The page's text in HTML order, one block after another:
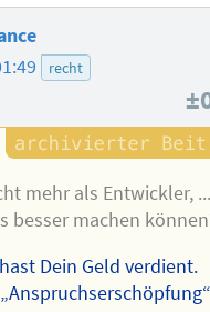
recht
mehr als Entwickler,
besser machen
Dein Geld verdient.